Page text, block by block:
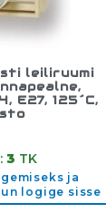
leiliruumi
E27, 125´C,
3 TK
ja
logige sisse